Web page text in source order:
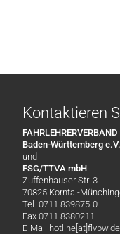
Kontaktieren
FAHRLEHRERVERBAND
Baden-Württemberg e.V.
und
FSG/TTVA mbH
Zuffenhauser Str. 3
70825 Korntal-
Tel. 0711 839875-0
Fax 0711 8380211
E-Mail hotline[at]flvbw.de